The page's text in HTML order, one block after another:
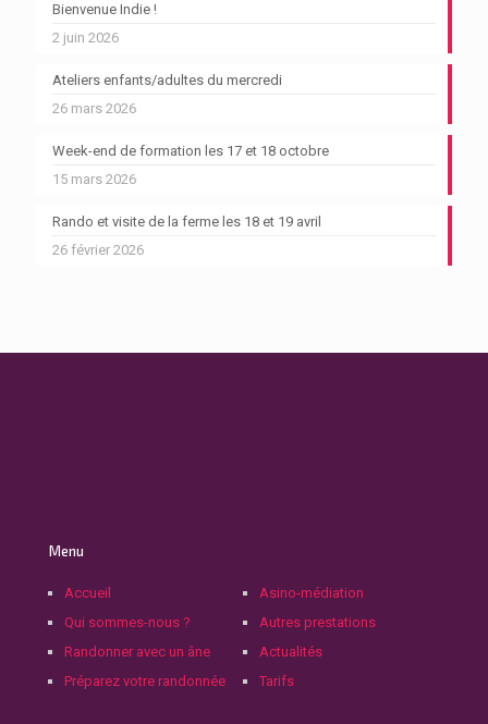
Bienvenue Indie !
2 juin 2026
Ateliers enfants/adultes du mercredi
26 mars 2026
Week-end de formation les 17 et 18 octobre
15 mars 2026
Rando et visite de la ferme les 18 et 19 avril
26 février 2026
Menu
Accueil
Qui sommes-nous ?
Randonner avec un âne
Préparez votre randonnée
Asino-médiation
Autres prestations
Actualités
Tarifs